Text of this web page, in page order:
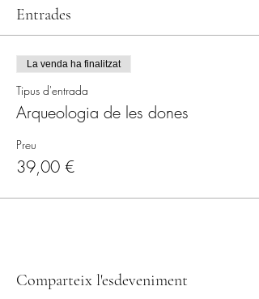
història a través de les seves investigacions i
assaigs. Aquesta conferència busca posar de
relleu la necessitat de reconèixer i valorar les
contribucions de les dones a l'arqueologia i la
seva influència en la comprensió de les nostres
arrels culturals.
39€ amb dinar inclòs (entrepa i beguda)
Entrades
La venda ha finalitzat
Tipus d'entrada
Arqueologia de les dones
Preu
39,00 €
Comparteix l'esdeveniment